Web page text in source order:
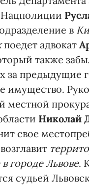
в
поедет адвокат
также
за предыдущие
имущество.
местной
Николай
свое
городе Львове.
судьей